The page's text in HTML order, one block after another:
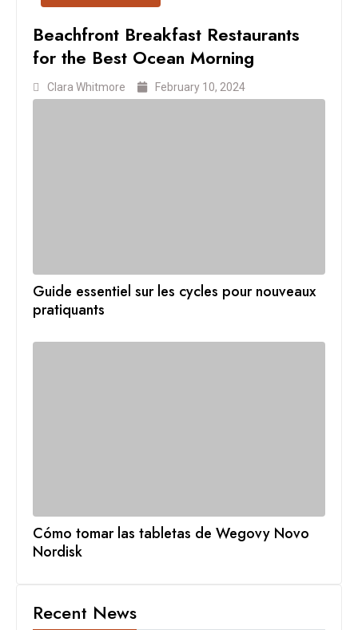
Beachfront Breakfast Restaurants
for the Best Ocean Morning
Clara Whitmore February 10, 2024
Guide essentiel sur les cycles pour nouveaux
pratiquants
Cómo tomar las tabletas de Wegovy Novo
Nordisk
Recent News